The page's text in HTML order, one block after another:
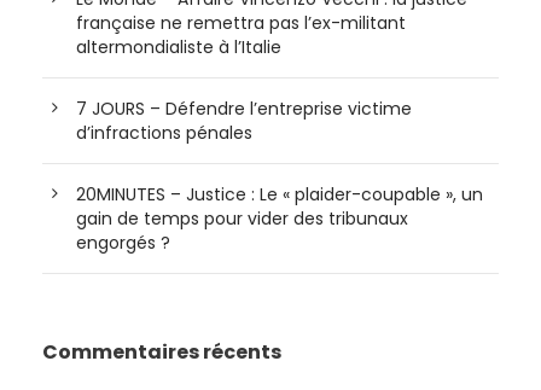
française ne remettra pas l’ex-militant
altermondialiste à l’Italie
7 JOURS – Défendre l’entreprise victime
d’infractions pénales
20MINUTES – Justice : Le « plaider-coupable », un
gain de temps pour vider des tribunaux
engorgés ?
Commentaires récents